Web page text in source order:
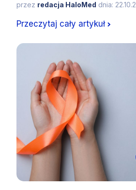
przez redacja HaloMed dnia:
Przeczytaj cały artykuł